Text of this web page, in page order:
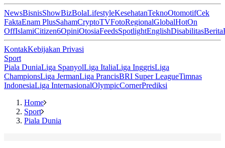
NewsBisnisShowBizBolaLifestyleKesehatanTeknoOtomotifCek
FaktaEnam PlusSahamCryptoTVFotoRegionalGlobalHotOn
OffIslamiCitizen6OpiniOtosiaFeedsSpotlightEnglishDisabilitasBerita
KontakKebijakan Privasi
Sport
Piala DuniaLiga SpanyolLiga ItaliaLiga InggrisLiga
ChampionsLiga JermanLiga PrancisBRI Super LeagueTimnas
IndonesiaLiga InternasionalOlympicCornerPrediksi
Home
Sport
Piala Dunia